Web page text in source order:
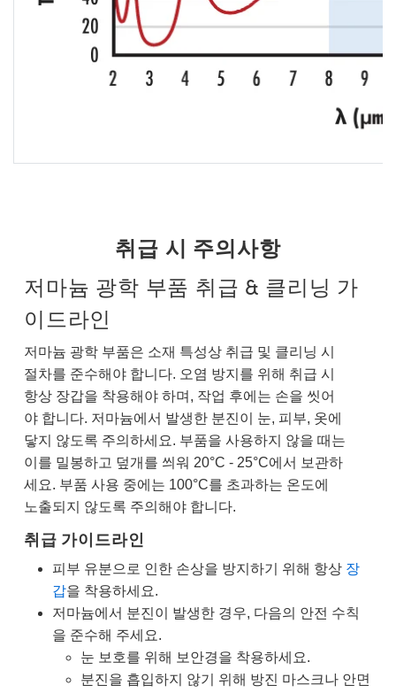
취급 시 주의사항
저마늄 광학 부품 취급 & 클리닝 가
이드라인
저마늄 광학 부품은 소재 특성상 취급 및 클리닝 시
절차를 준수해야 합니다. 오염 방지를 위해 취급 시
항상 장갑을 착용해야 하며, 작업 후에는 손을 씻어
야 합니다. 저마늄에서 발생한 분진이 눈, 피부, 옷에
닿지 않도록 주의하세요. 부품을 사용하지 않을 때는
이를 밀봉하고 덮개를 씌워 20°C - 25°C에서 보관하
세요. 부품 사용 중에는 100°C를 초과하는 온도에
노출되지 않도록 주의해야 합니다.
취급 가이드라인
피부 유분으로 인한 손상을 방지하기 위해 항상 장
갑을 착용하세요.
저마늄에서 분진이 발생한 경우, 다음의 안전 수칙
을 준수해 주세요.
눈 보호를 위해 보안경을 착용하세요.
분진을 흡입하지 않기 위해 방진 마스크나 안면